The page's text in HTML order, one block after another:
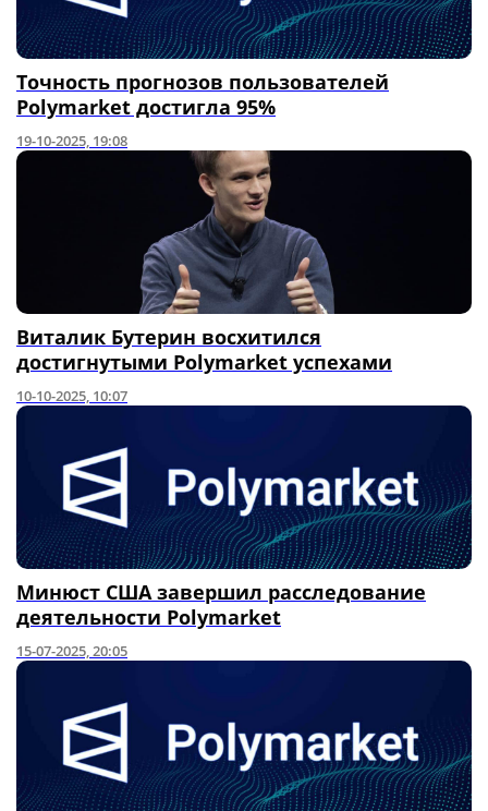
Точность прогнозов пользователей
Polymarket достигла 95%
19-10-2025, 19:08
Виталик Бутерин восхитился
достигнутыми Polymarket успехами
10-10-2025, 10:07
Минюст США завершил расследование
деятельности Polymarket
15-07-2025, 20:05